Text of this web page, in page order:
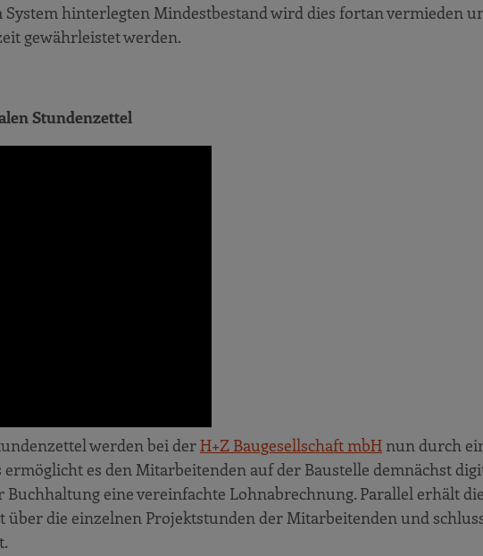
hinterlegten Mindestbestand wird dies fortan vermieden
gewährleistet werden.
Stundenzettel
werden bei derH+Z Baugesellschaft mbH nun durch
ermöglicht es den Mitarbeitenden auf der Baustelle demnächst
eine vereinfachte Lohnabrechnung. Parallel erhält die
über die einzelnen Projektstunden der Mitarbeitenden und